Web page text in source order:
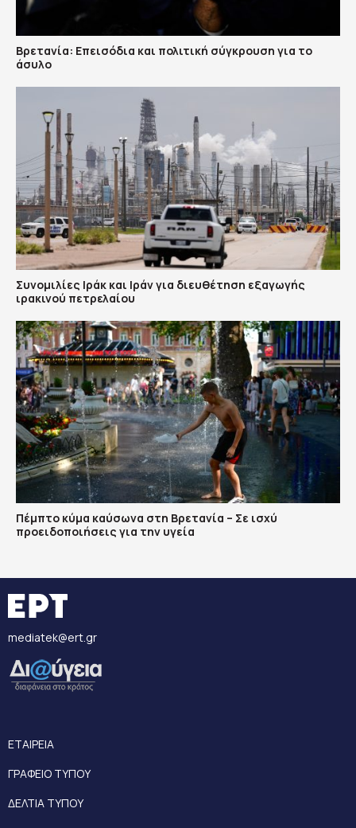
Βρετανία: Επεισόδια και πολιτική σύγκρουση για το
άσυλο
Συνομιλίες Ιράκ και Ιράν για διευθέτηση εξαγωγής
ιρακινού πετρελαίου
Πέμπτο κύμα καύσωνα στη Βρετανία – Σε ισχύ
προειδοποιήσεις για την υγεία
mediatek@ert.gr
ΕΤΑΙΡΕΙΑ
ΓΡΑΦΕΙΟ ΤΥΠΟΥ
ΔΕΛΤΙΑ ΤΥΠΟΥ